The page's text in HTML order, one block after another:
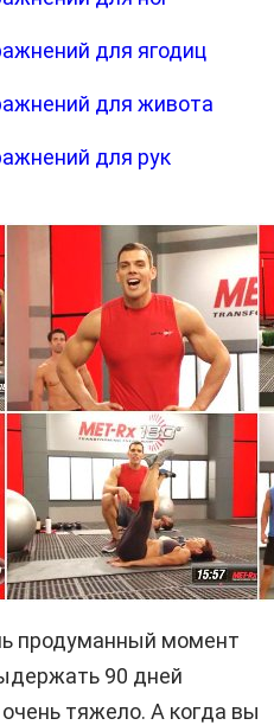
для ягодиц
для живота
для рук
продуманный момент
90 дней
тяжело. А когда вы